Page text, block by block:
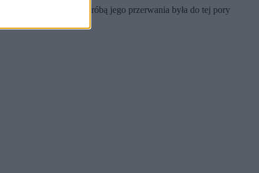
i nawet brutalną próbą jego przerwania była do tej pory